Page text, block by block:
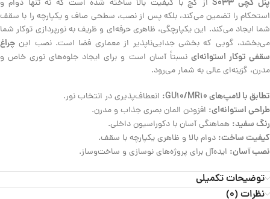
پنل گچی S033
از گچ با کیفیت بالا ساخته شده است که نه تنها دوام و
استحکام را تضمین می‌کند، بلکه پس از نصب، سطحی صاف و یکپارچه را با سقف
شما ایجاد می‌کند. این یکپارچگی، ظاهری حرفه‌ای و ظریف به نورپردازی توکار شما
می‌بخشد، گویی که بخشی جدایی‌ناپذیر از معماری فضا است. نصب این چراغ
سقفی توکار استوانه‌ای نسبتاً آسان است و برای ایجاد جلوه‌های نوری خاص و
مدرن، گزینه‌ای عالی به شمار می‌رود.
تطابق با لامپ‌های GU10/MR10: انعطاف‌پذیری در انتخاب نور.
طراحی استوانه‌ای: افزودن المان بصری جذاب و مدرن.
رنگ سفید: هماهنگی آسان با دکوراسیون داخلی.
کیفیت ساخت: دوام بالا و ظاهری یکپارچه با سقف.
نصب آسان: ایده‌آل برای پروژه‌های نوسازی و ساخت‌وساز.
توضیحات تکمیلی
نظرات (0)